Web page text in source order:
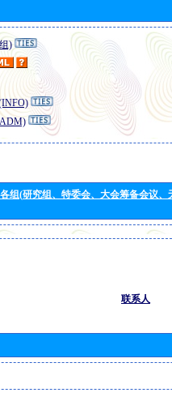
)
组(研究组、特委会、大会筹备会议
联系人